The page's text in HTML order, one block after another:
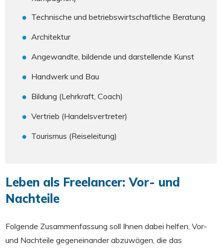
Technische und betriebswirtschaftliche Beratung
Architektur
Angewandte, bildende und darstellende Kunst
Handwerk und Bau
Bildung (Lehrkraft, Coach)
Vertrieb (Handelsvertreter)
Tourismus (Reiseleitung)
Leben als Freelancer: Vor- und
Nachteile
Folgende Zusammenfassung soll Ihnen dabei helfen, Vor-
und Nachteile gegeneinander abzuwägen, die das